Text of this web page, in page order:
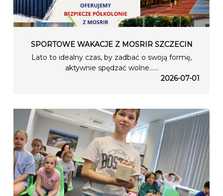
SPORTOWE WAKACJE Z MOSRIR SZCZECIN
Lato to idealny czas, by zadbać o swoją formę,
aktywnie spędzać wolne…...
2026-07-01